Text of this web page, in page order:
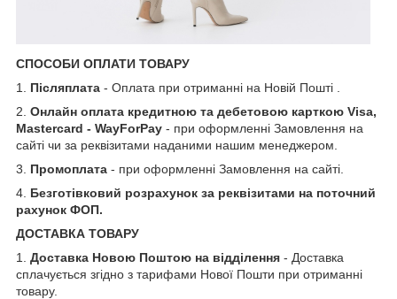
СПОСОБИ ОПЛАТИ ТОВАРУ
1. Післяплата - Оплата при отриманні на Новій Пошті .
2. Онлайн оплата кредитною та дебетовою карткою Visa,
Mastercard - WayForPay - при оформленні Замовлення на
сайті чи за реквізитами наданими нашим менеджером.
3. Промоплата - при оформленні Замовлення на сайті.
4. Безготівковий розрахунок за реквізитами на поточний
рахунок ФОП.
ДОСТАВКА ТОВАРУ
1.
Доставка Новою Поштою на відділення - Доставка
сплачується згідно з тарифами Нової Пошти при отриманні
товару.